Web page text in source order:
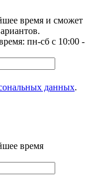
время и сможет
пн-сб с 10:00 -
данных.
время